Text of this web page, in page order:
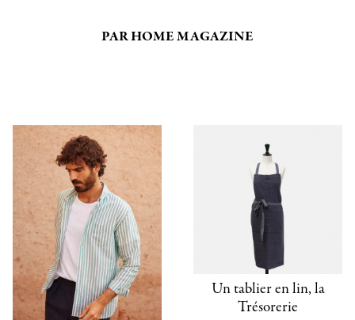
PAR HOME MAGAZINE
Un tablier en lin, la
Trésorerie